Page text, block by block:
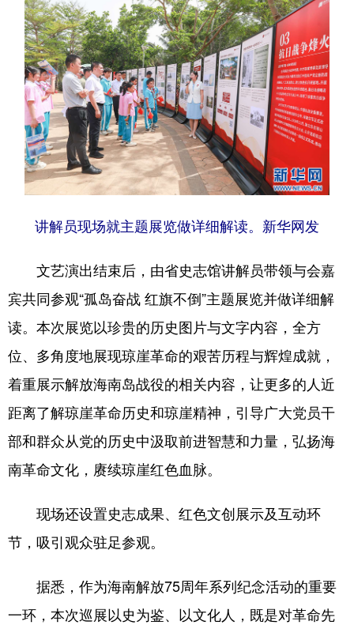
讲解员现场就主题展览做详细解读。新华网发
文艺演出结束后，由省史志馆讲解员带领与会嘉
宾共同参观“孤岛奋战 红旗不倒”主题展览并做详细解
读。本次展览以珍贵的历史图片与文字内容，全方
位、多角度地展现琼崖革命的艰苦历程与辉煌成就，
着重展示解放海南岛战役的相关内容，让更多的人近
距离了解琼崖革命历史和琼崖精神，引导广大党员干
部和群众从党的历史中汲取前进智慧和力量，弘扬海
南革命文化，赓续琼崖红色血脉。
现场还设置史志成果、红色文创展示及互动环
节，吸引观众驻足参观。
据悉，作为海南解放75周年系列纪念活动的重要
一环，本次巡展以史为鉴、以文化人，既是对革命先